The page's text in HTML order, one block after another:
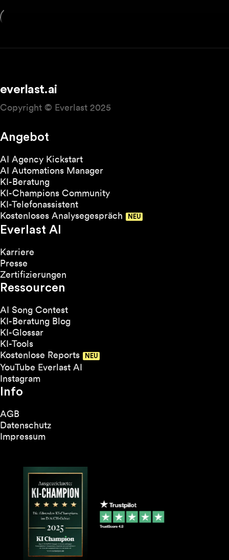
everlast.ai
Copyright © Everlast 2025
Angebot
AI Agency Kickstart
AI Automations Manager
KI-Beratung
KI-Champions Community
KI-Telefonassistent
Kostenloses Analysegespräch
Everlast AI
Karriere
Presse
Zertifizierungen
Ressourcen
AI Song Contest
KI-Beratung Blog
KI-Glossar
KI-Tools
Kostenlose Reports
YouTube Everlast AI
Instagram
Info
AGB
Datenschutz
Impressum